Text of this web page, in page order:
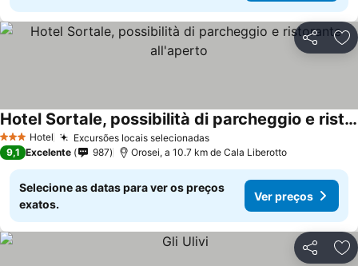
Partilhar
3 EstrelasHotel Excursões locais selecionadas
Hotel Sortale, possibilità di parcheggio e ristorante all'aperto
9,1 Excelente 987 Orosei, a 10.7 km de Cala Liberotto
Selecione as datas para ver os preços
exatos.
Ver preços
Partilhar